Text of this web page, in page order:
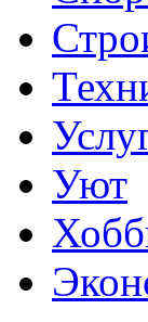
Уют